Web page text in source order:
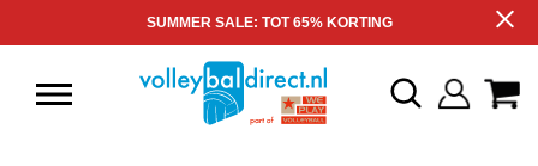
SUMMER SALE: TOT 65% KORTING